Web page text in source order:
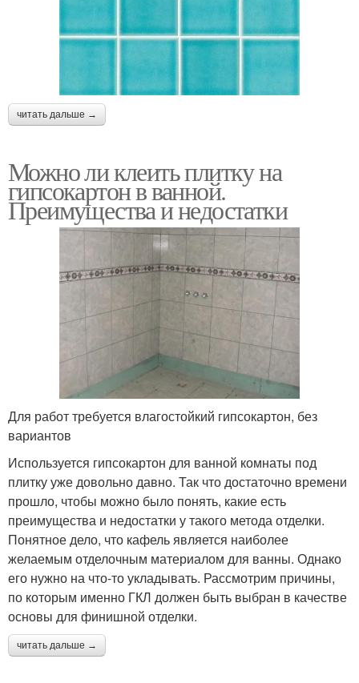
читать дальше →
Можно ли клеить плитку на
гипсокартон в ванной.
Преимущества и недостатки
Для работ требуется влагостойкий гипсокартон, без
вариантов
Используется гипсокартон для ванной комнаты под
плитку уже довольно давно. Так что достаточно времени
прошло, чтобы можно было понять, какие есть
преимущества и недостатки у такого метода отделки.
Понятное дело, что кафель является наиболее
желаемым отделочным материалом для ванны. Однако
его нужно на что-то укладывать. Рассмотрим причины,
по которым именно ГКЛ должен быть выбран в качестве
основы для финишной отделки.
читать дальше →